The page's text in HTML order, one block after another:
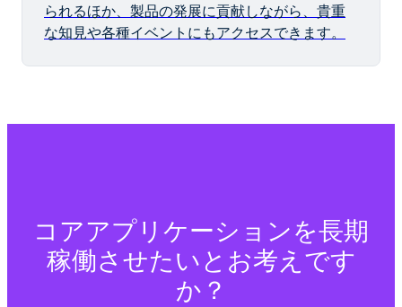
られるほか、製品の発展に貢献しながら、貴重
な知見や各種イベントにもアクセスできます。
コアアプリケーションを長期
稼働させたいとお考えです
か？